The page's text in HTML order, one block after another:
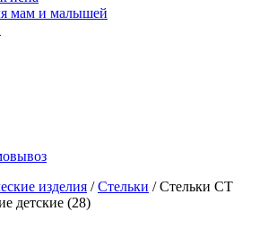
мам и малышей
изделия /Стельки / Стельки СТ
детские (28)